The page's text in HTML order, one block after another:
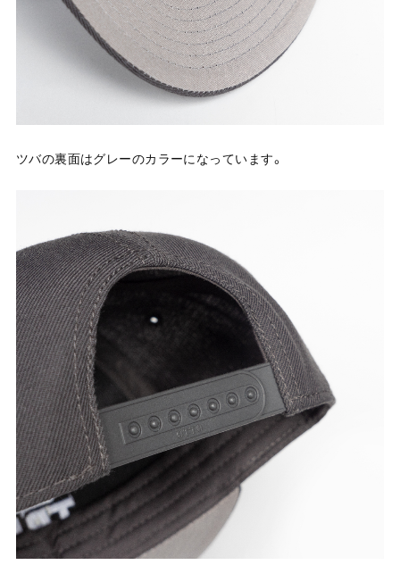
ツバの裏面はグレーのカラーになっています。